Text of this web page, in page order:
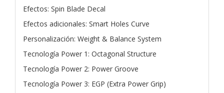
Efectos: Spin Blade Decal
Efectos adicionales: Smart Holes Curve
Personalización: Weight & Balance System
Tecnología Power 1: Octagonal Structure
Tecnología Power 2: Power Groove
Tecnología Power 3: EGP (Extra Power Grip)